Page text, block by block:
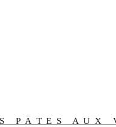
PÂTES AUX